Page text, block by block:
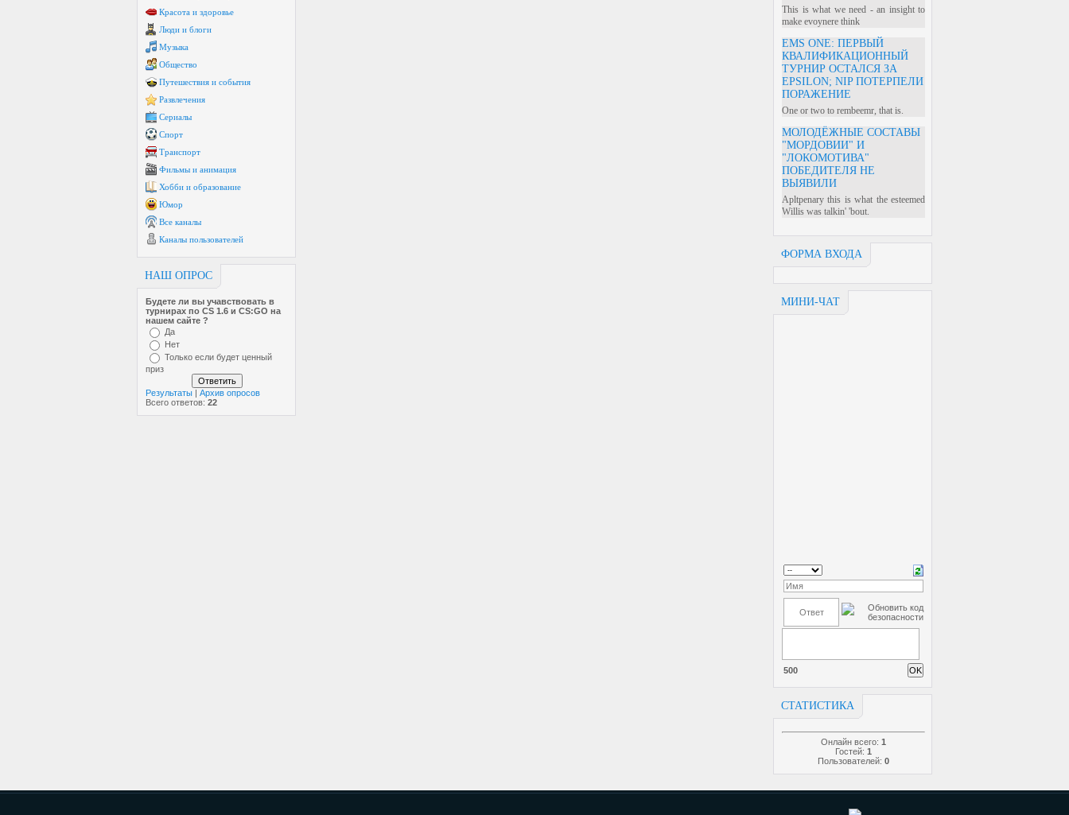
Красота и здоровье
Люди и блоги
Музыка
Общество
Путешествия и события
Развлечения
Сериалы
Спорт
Транспорт
Фильмы и анимация
Хобби и образование
Юмор
Все каналы
Каналы пользователей
НАШ ОПРОС
Будете ли вы учавствовать в
турнирах по CS 1.6 и CS:GO на
нашем сайте ?
Да
Нет
Только если будет ценный
приз
Результаты | Архив опросов
Всего ответов: 22
This is what we need - an insight to
make evoynere think
EMS ONE: ПЕРВЫЙ
КВАЛИФИКАЦИОННЫЙ
ТУРНИР ОСТАЛСЯ ЗА
EPSILON; NIP ПОТЕРПЕЛИ
ПОРАЖЕНИЕ
One or two to rembeemr, that is.
МОЛОДЁЖНЫЕ СОСТАВЫ
"МОРДОВИИ" И
"ЛОКОМОТИВА"
ПОБЕДИТЕЛЯ НЕ
ВЫЯВИЛИ
Apltpenary this is what the esteemed
Willis was talkin' 'bout.
ФОРМА ВХОДА
МИНИ-ЧАТ
500
СТАТИСТИКА
Онлайн всего: 1
Гостей: 1
Пользователей: 0